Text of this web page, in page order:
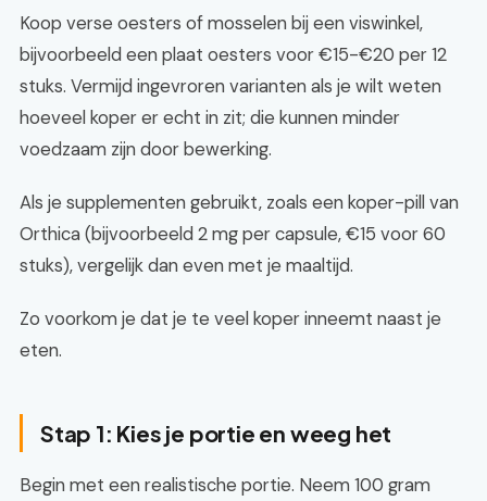
Koop verse oesters of mosselen bij een viswinkel,
bijvoorbeeld een plaat oesters voor €15-€20 per 12
stuks. Vermijd ingevroren varianten als je wilt weten
hoeveel koper er echt in zit; die kunnen minder
voedzaam zijn door bewerking.
Als je supplementen gebruikt, zoals een koper-pill van
Orthica (bijvoorbeeld 2 mg per capsule, €15 voor 60
stuks), vergelijk dan even met je maaltijd.
Zo voorkom je dat je te veel koper inneemt naast je
eten.
Stap 1: Kies je portie en weeg het
Begin met een realistische portie. Neem 100 gram